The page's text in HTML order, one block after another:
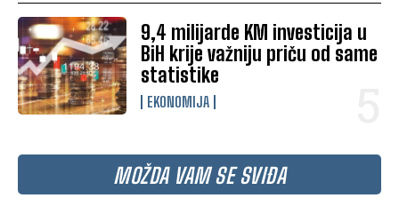
9,4 milijarde KM investicija u
BiH krije važniju priču od same
statistike
EKONOMIJA
MOŽDA VAM SE SVIĐA